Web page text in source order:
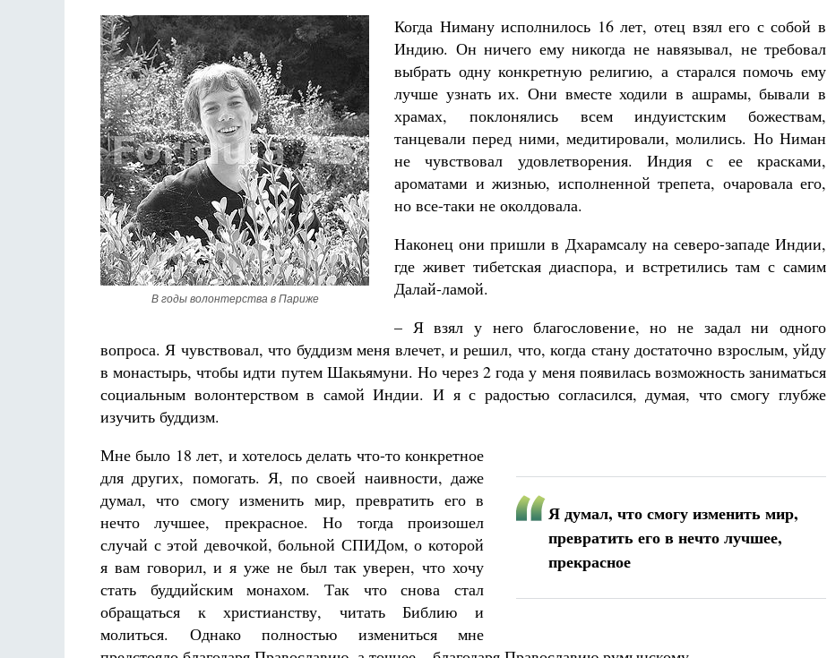
В годы волонтерства в Париже
Когда Ниману исполнилось 16 лет, отец взял его с собой в
Индию. Он ничего ему никогда не навязывал, не требовал
выбрать одну конкретную религию, а старался помочь ему
лучше узнать их. Они вместе ходили в ашрамы, бывали в
храмах, поклонялись всем индуистским божествам,
танцевали перед ними, медитировали, молились. Но Ниман
не чувствовал удовлетворения. Индия с ее красками,
ароматами и жизнью, исполненной трепета, очаровала его,
но все-таки не околдовала.
Наконец они пришли в Дхарамсалу на северо-западе Индии,
где живет тибетская диаспора, и встретились там с самим
Далай-ламой.
– Я взял у него благословение, но не задал ни одного
вопроса. Я чувствовал, что буддизм меня влечет, и решил, что, когда стану достаточно взрослым, уйду
в монастырь, чтобы идти путем Шакьямуни. Но через 2 года у меня появилась возможность заниматься
социальным волонтерством в самой Индии. И я с радостью согласился, думая, что смогу глубже
изучить буддизм.
Я думал, что смогу изменить мир,
превратить его в нечто лучшее,
прекрасное
Мне было 18 лет, и хотелось делать что-то конкретное
для других, помогать. Я, по своей наивности, даже
думал, что смогу изменить мир, превратить его в
нечто лучшее, прекрасное. Но тогда произошел
случай с этой девочкой, больной СПИДом, о которой
я вам говорил, и я уже не был так уверен, что хочу
стать буддийским монахом. Так что снова стал
обращаться к христианству, читать Библию и
молиться. Однако полностью измениться мне